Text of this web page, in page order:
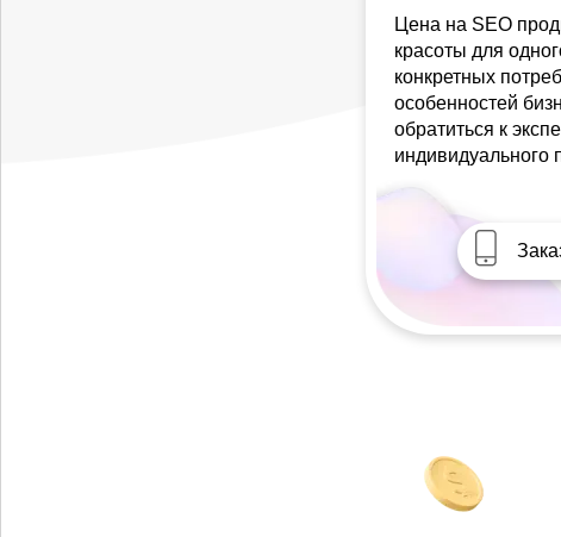
Цена на SEO
красоты для
конкретных
особенностей
обратиться к
индивидуального